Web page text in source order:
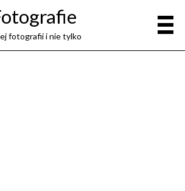
fotografii i nie tylko